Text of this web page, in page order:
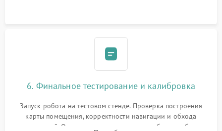
6. Финальное тестирование и калибровка
Запуск робота на тестовом стенде. Проверка построения
карты помещения, корректности навигации и обхода
препятствий. Оценка силы всасывания и работы турбины.